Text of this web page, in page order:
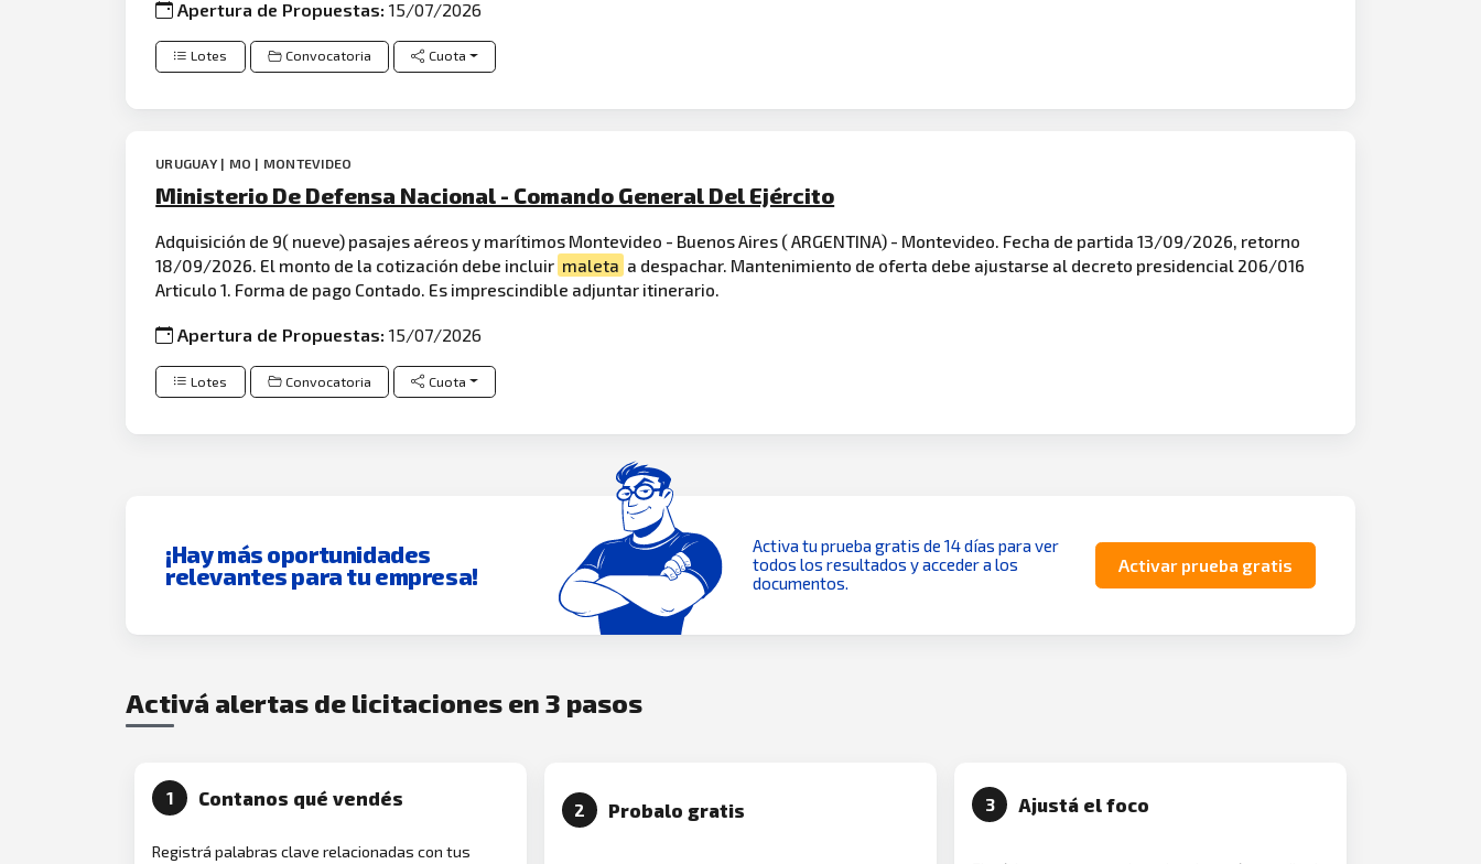
Apertura de Propuestas:15/07/2026
Lotes Convocatoria Cuota
URUGUAY | MO | MONTEVIDEO
Ministerio De Defensa Nacional - Comando General Del Ejército
Adquisición de 9( nueve) pasajes aéreos y marítimos Montevideo - Buenos Aires ( ARGENTINA) - Montevideo. Fecha de partida 13/09/2026, retorno
18/09/2026. El monto de la cotización debe incluir maleta a despachar. Mantenimiento de oferta debe ajustarse al decreto presidencial 206/016
Articulo 1. Forma de pago Contado. Es imprescindible adjuntar itinerario.
Apertura de Propuestas:15/07/2026
Lotes Convocatoria Cuota
¡Hay más oportunidades
relevantes para tu empresa!
Activa tu prueba gratis de 14 días para ver
todos los resultados y acceder a los
documentos.
Activar prueba gratis
Activá alertas de licitaciones en 3 pasos
1 Contanos qué vendés
Registrá palabras clave relacionadas con tus
2 Probalo gratis 3 Ajustá el foco